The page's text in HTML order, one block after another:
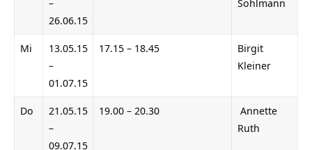
–
26.06.15
Söhlmann
Mi
13.05.15
–
01.07.15
17.15 – 18.45
Birgit
Kleiner
Do
21.05.15
–
09.07.15
19.00 – 20.30
Annette
Ruth